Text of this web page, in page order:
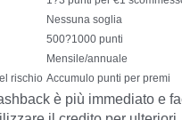
Nessuna soglia
500?1000 punti
Mensile/annuale
rischio Accumulo punti per premi
è più immediato e